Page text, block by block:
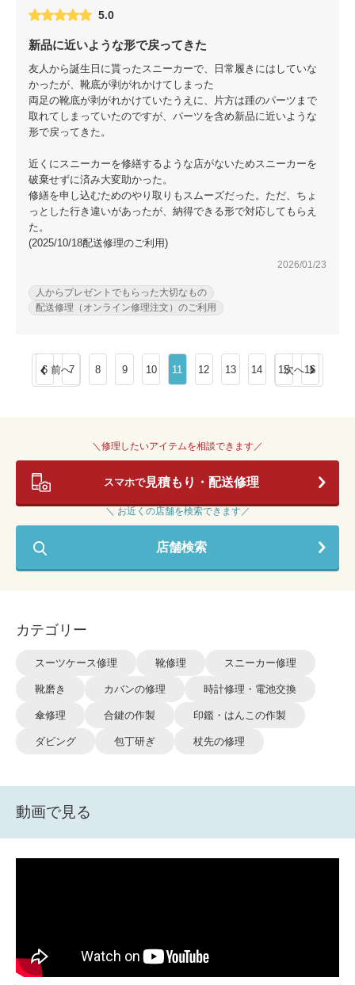
5.0
新品に近いような形で戻ってきた
友人から誕生日に貰ったスニーカーで、日常履きにはしていな
かったが、靴底が剥がれかけてしまった
両足の靴底が剥がれかけていたうえに、片方は踵のパーツまで
取れてしまっていたのですが、パーツを含め新品に近いような
形で戻ってきた。
近くにスニーカーを修繕するような店がないためスニーカーを
破棄せずに済み大変助かった。
修繕を申し込むためのやり取りもスムーズだった。ただ、ちょ
っとした行き違いがあったが、納得できる形で対応してもらえ
た。
(2025/10/18配送修理のご利用)
2026/01/23
人からプレゼントでもらった大切なもの
配送修理（オンライン修理注文）のご利用
前へ
6 7 8 9 10 11 12 13 14 15 16
次へ
＼修理したいアイテムを相談できます／
スマホで見積もり・配送修理
＼ お近くの店舗を検索できます／
店舗検索
カテゴリー
スーツケース修理 靴修理 スニーカー修理
靴磨き カバンの修理 時計修理・電池交換
傘修理 合鍵の作製 印鑑・はんこの作製
ダビング 包丁研ぎ 杖先の修理
動画で見る